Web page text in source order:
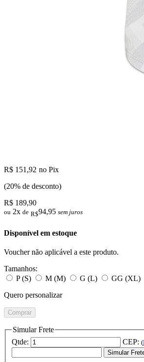
R$ 151,92 no Pix
(20% de desconto)
R$ 189,90
ou 2x de R$94,95 sem juros
Disponível em estoque
Voucher não aplicável a este produto.
Tamanhos:
P (S)
M (M) G (L) GG (XL)
Quero personalizar
Comprar
Simular Frete
Qtde:
CEP: (
Simular